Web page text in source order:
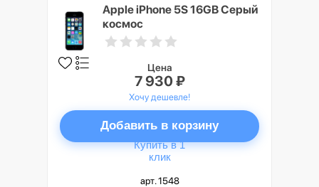
Apple iPhone 5S 16GB Серый
космос
Цена
7 930 ₽
Хочу дешевле!
Добавить в корзину
Купить в 1
клик
арт. 1548